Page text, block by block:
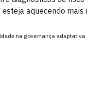
aquecendo
na governança adaptativa